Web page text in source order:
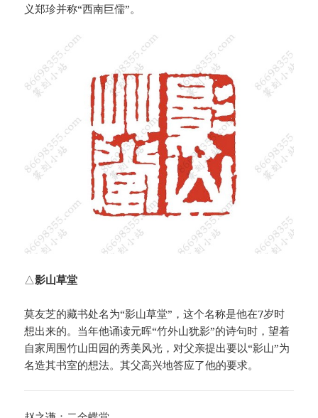
义郑珍并称“西南巨儒”。
△影山草堂
莫友芝的藏书处名为“影山草堂”，这个名称是他在7岁时
想出来的。当年他诵读元晖“竹外山犹影”的诗句时，望着
自家周围竹山田园的秀美风光，对父亲提出要以“影山”为
名造其书室的想法。其父高兴地答应了他的要求。